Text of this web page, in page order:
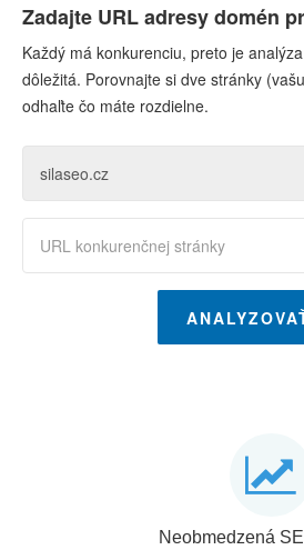
Zadajte URL adresy domén
Každý má konkurenciu, preto je
dôležitá. Porovnajte si dve stránky
odhaľte čo máte rozdielne.
Neobmedzená